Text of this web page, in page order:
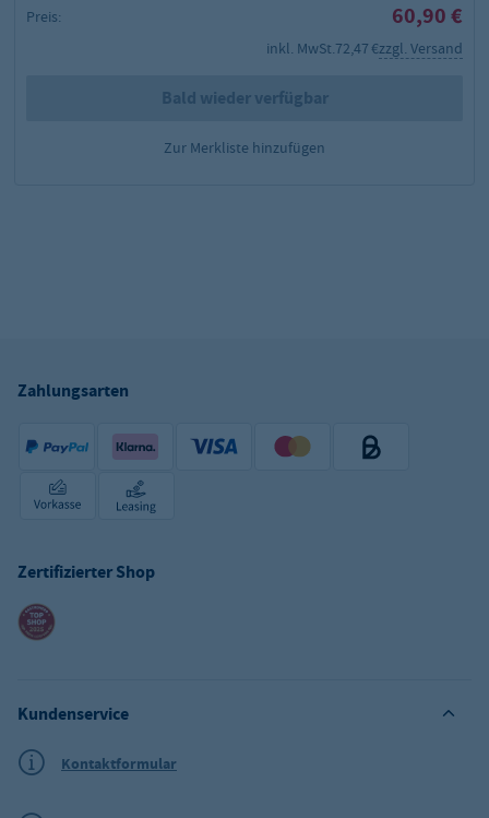
Preis: 60,90 €
inkl. MwSt.72,47 €zzgl. Versand
Bald wieder verfügbar
Zur Merkliste hinzufügen
Zahlungsarten
Zertifizierter Shop
Kundenservice
Kontaktformular